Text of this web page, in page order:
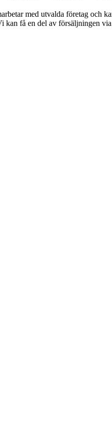
med utvalda företag och
få en del av försäljningen